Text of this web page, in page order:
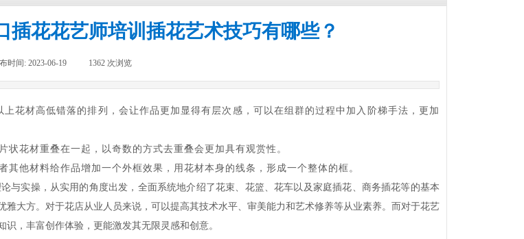
插花花艺师培训插花艺术技巧有哪些？
时间: 2023-06-19 1362 次浏览
上花材高低错落的排列，会让作品更加显得有层次感，可以在组群的过程中加入阶梯手法，更加
状花材重叠在一起，以奇数的方式去重叠会更加具有观赏性。
其他材料给作品增加一个外框效果，用花材本身的线条，形成一个整体的框。
与实操，从实用的角度出发，全面系统地介绍了花束、花篮、花车以及家庭插花、商务插花等的基本
雅大方。对于花店从业人员来说，可以提高其技术水平、审美能力和艺术修养等从业素养。而对于花艺
识，丰富创作体验，更能激发其无限灵感和创意。